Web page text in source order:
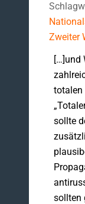
Zweiter
[…]und
totalen
sollte
sollten